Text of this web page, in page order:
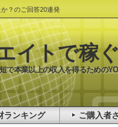
？のご回答20連発
イトで稼
で本業以上の収入を得るための
ランキング ご購入者